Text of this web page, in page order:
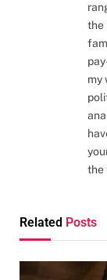
the
my
the
Related Posts